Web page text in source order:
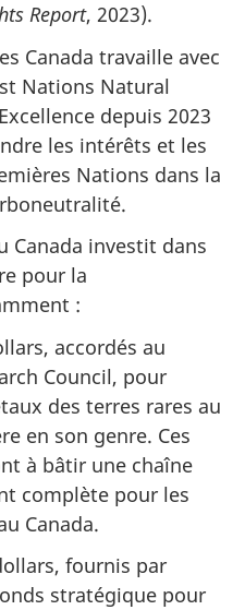
Report, 2023).
Canada travaille avec
Nations Natural
depuis 2023
les intérêts et les
Nations dans la
Canada investit dans
pour la
:
accordés au
Council, pour
des terres rares au
en son genre. Ces
à bâtir une chaîne
complète pour les
Canada.
fournis par
stratégique pour